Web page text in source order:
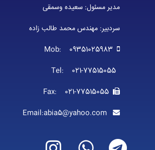
مدیر مسئول: سعیده وسمقی
سردبیر: مهندس محمد طالب زاده